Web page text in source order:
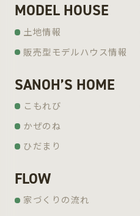
MODEL HOUSE
土地情報
販売型モデルハウス情報
SANOH’S HOME
こもれび
かぜのね
ひだまり
FLOW
家づくりの流れ